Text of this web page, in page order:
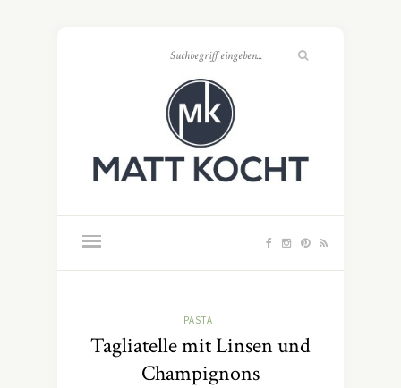
PASTA
Tagliatelle mit Linsen und
Champignons